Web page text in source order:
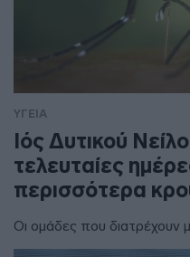
ΥΓΕΙΑ
Ιός Δυτικού
τελευταίες
περισσότερα
Οι ομάδες που διατρέχουν